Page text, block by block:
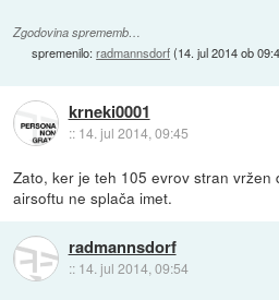
Zgodovina sprememb…
spremenilo:radmannsdorf(14. jul 2014 ob
krneki0001
:: 14. jul 2014, 09:45
Zato, ker je teh 105 evrov stran vržen
airsoftu ne splača imet.
radmannsdorf
:: 14. jul 2014, 09:54